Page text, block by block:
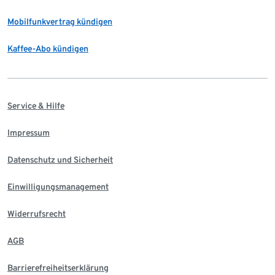
Mobilfunkvertrag kündigen
Kaffee-Abo kündigen
Service & Hilfe
Impressum
Datenschutz und Sicherheit
Einwilligungsmanagement
Widerrufsrecht
AGB
Barrierefreiheitserklärung